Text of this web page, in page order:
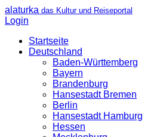
alaturka das Kultur und Reiseportal
Login
Startseite
Deutschland
Baden-Württemberg
Bayern
Brandenburg
Hansestadt Bremen
Berlin
Hansestadt Hamburg
Hessen